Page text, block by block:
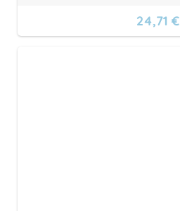
24,71 €